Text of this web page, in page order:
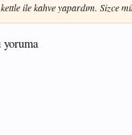
ile kahve yapardım. Sizce
yoruma